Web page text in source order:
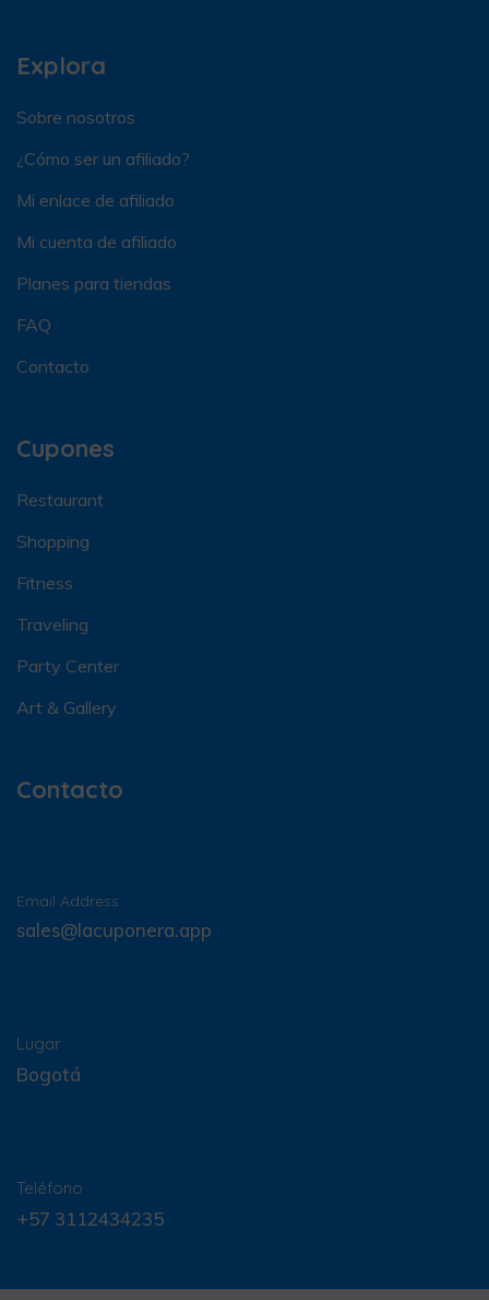
Explora
Sobre nosotros
¿Cómo ser un afiliado?
Mi enlace de afiliado
Mi cuenta de afiliado
Planes para tiendas
FAQ
Contacto
Cupones
Restaurant
Shopping
Fitness
Traveling
Party Center
Art & Gallery
Contacto
Email Address
sales@lacuponera.app
Lugar
Bogotá
Teléfono
+57 3112434235